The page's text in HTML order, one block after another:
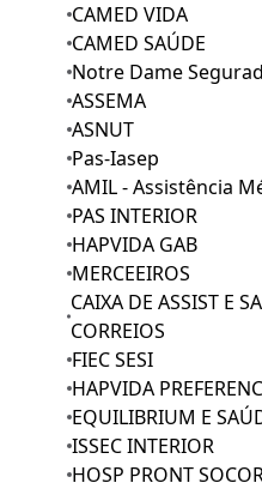
CAMED VIDA
CAMED SAÚDE
Notre Dame
ASSEMA
ASNUT
Pas-Iasep
AMIL - Assistência
PAS INTERIOR
HAPVIDA GAB
MERCEEIROS
CAIXA DE ASSIST E
CORREIOS
FIEC SESI
HAPVIDA
EQUILIBRIUM E
ISSEC INTERIOR
HOSP PRONT